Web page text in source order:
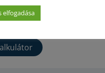
elfogadása